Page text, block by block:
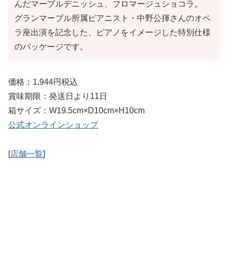
んだマーブルデニッシュ、フロマージュショコラ。
グランマーブル所属ピアニスト・中野公揮さんのオペ
ラ座出演を記念した、ピアノをイメージした特別仕様
のパッケージです。
価格：1,944円税込
賞味期限：発送日より11日
箱サイズ：W19.5cm×D10cm×H10cm
公式オンラインショップ
[店舗一覧]